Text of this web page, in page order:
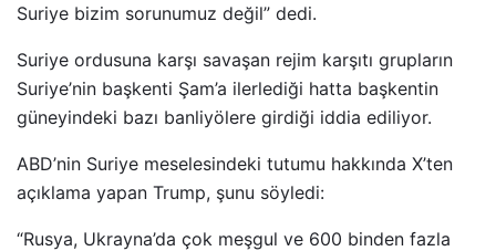
Suriye bizim sorunumuz değil” dedi.
Suriye ordusuna karşı savaşan rejim karşıtı grupların
Suriye’nin başkenti Şam’a ilerlediği hatta başkentin
güneyindeki bazı banliyölere girdiği iddia ediliyor.
ABD’nin Suriye meselesindeki tutumu hakkında X’ten
açıklama yapan Trump, şunu söyledi:
“Rusya, Ukrayna’da çok meşgul ve 600 binden fazla